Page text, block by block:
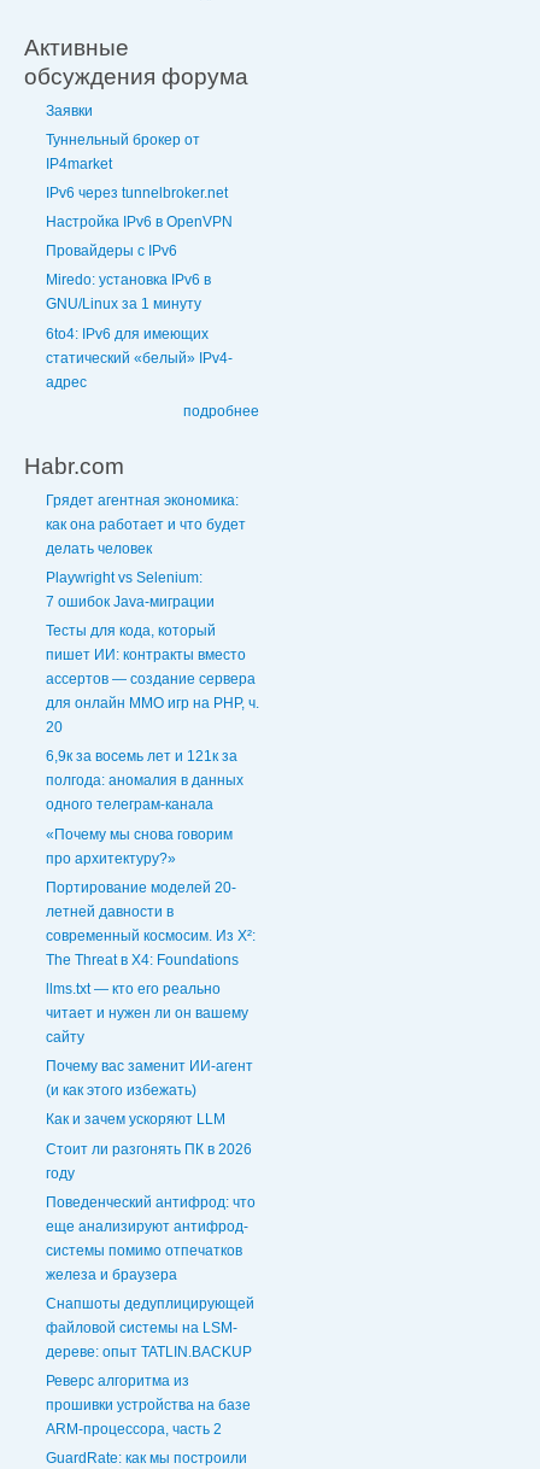
Активные
обсуждения форума
Заявки
Туннельный брокер от
IP4market
IPv6 через tunnelbroker.net
Настройка IPv6 в OpenVPN
Провайдеры с IPv6
Miredo: установка IPv6 в
GNU/Linux за 1 минуту
6to4: IPv6 для имеющих
статический «белый» IPv4-
адрес
подробнее
Habr.com
Грядет агентная экономика:
как она работает и что будет
делать человек
Playwright vs Selenium:
7 ошибок Java‑миграции
Тесты для кода, который
пишет ИИ: контракты вместо
ассертов — создание сервера
для онлайн ММО игр на PHP, ч.
20
6,9к за восемь лет и 121к за
полгода: аномалия в данных
одного телеграм-канала
«Почему мы снова говорим
про архитектуру?»
Портирование моделей 20-
летней давности в
современный космосим. Из X²:
The Threat в X4: Foundations
llms.txt — кто его реально
читает и нужен ли он вашему
сайту
Почему вас заменит ИИ-агент
(и как этого избежать)
Как и зачем ускоряют LLM
Стоит ли разгонять ПК в 2026
году
Поведенческий антифрод: что
еще анализируют антифрод-
системы помимо отпечатков
железа и браузера
Снапшоты дедуплицирующей
файловой системы на LSM-
дереве: опыт TATLIN.BACKUP
Реверс алгоритма из
прошивки устройства на базе
ARM-процессора, часть 2
GuardRate: как мы построили